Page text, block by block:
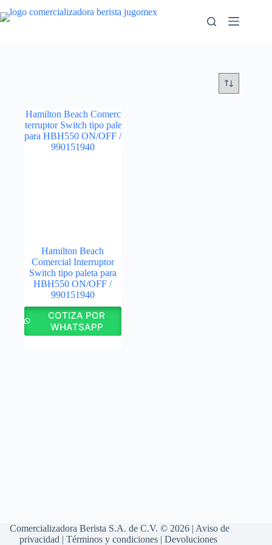
al
Hamilton Beach
Comercial Interruptor
Switch tipo paleta para
HBH550 ON/OFF /
990151940
COTIZA POR
WHATSAPP
Comercializadora Berista S.A. de C.V. © 2026 | Aviso de
privacidad |Términos y condiciones |Devoluciones